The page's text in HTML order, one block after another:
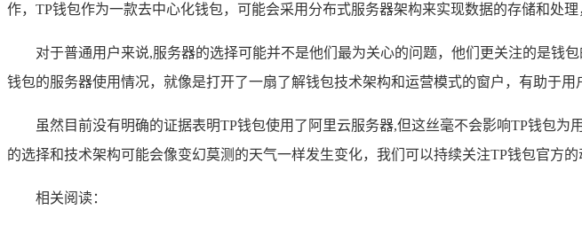
作，TP钱包作为一款去中心化钱包，可能会采用分布式服务器架构来实现数据的存储和处
对于普通用户来说,服务器的选择可能并不是他们最为关心的问题，他们更关注的是钱
钱包的服务器使用情况，就像是打开了一扇了解钱包技术架构和运营模式的窗户，有助于用
虽然目前没有明确的证据表明TP钱包使用了阿里云服务器,但这丝毫不会影响TP钱包
的选择和技术架构可能会像变幻莫测的天气一样发生变化，我们可以持续关注TP钱包官方
相关阅读：